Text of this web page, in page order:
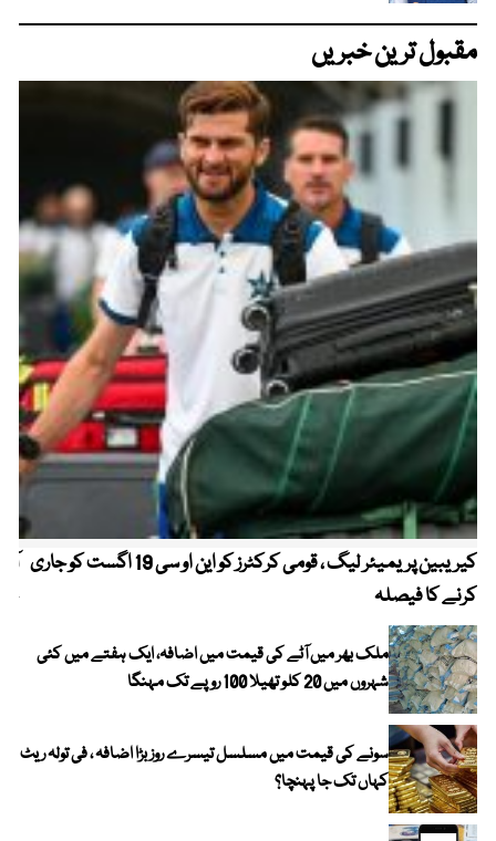
مقبول ترین خبریں
کیریبین پریمیئر لیگ ، قومی کرکٹرز کو این او سی 19 اگست کو جاری
کرنے کا فیصلہ
ملک بھر میں آٹے کی قیمت میں اضافہ، ایک ہفتے میں کئی
شہروں میں 20 کلو تھیلا 100 روپے تک مہنگا
سونے کی قیمت میں مسلسل تیسرے روز بڑا اضافہ ، فی تولہ ریٹ
کہاں تک جا پہنچا؟